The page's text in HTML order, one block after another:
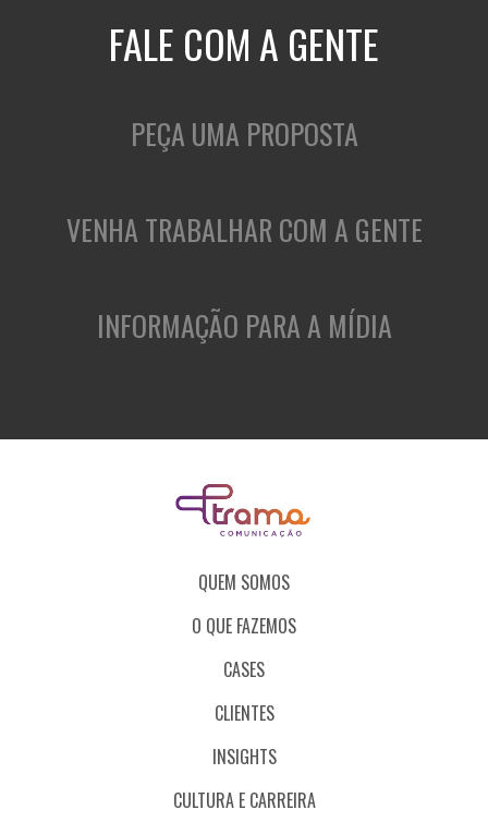
FALE COM A GENTE
PEÇA UMA PROPOSTA
VENHA TRABALHAR COM A GENTE
INFORMAÇÃO PARA A MÍDIA
QUEM SOMOS
O QUE FAZEMOS
CASES
CLIENTES
INSIGHTS
CULTURA E CARREIRA